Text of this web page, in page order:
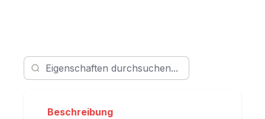
Beschreibung